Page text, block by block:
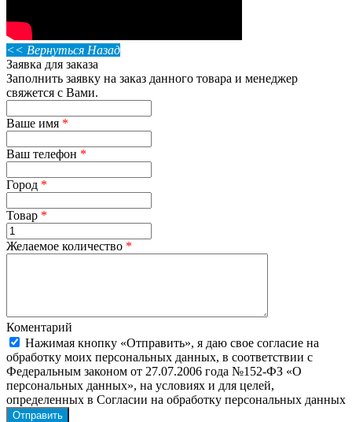
<< Вернуться Назад
Заявка для заказа
Заполнить заявку на заказ данного товара и менеджер
свяжется с Вами.
Ваше имя *
Ваш телефон *
Город *
Товар *
Желаемое количество *
Коментарий
Нажимая кнопку «Отправить», я даю свое согласие на
обработку моих персональных данных, в соответствии с
Федеральным законом от 27.07.2006 года №152-ФЗ «О
персональных данных», на условиях и для целей,
определенных в Согласии на обработку персональных данных